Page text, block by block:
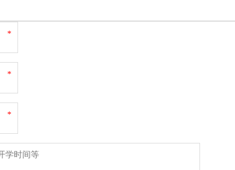
*
*
*